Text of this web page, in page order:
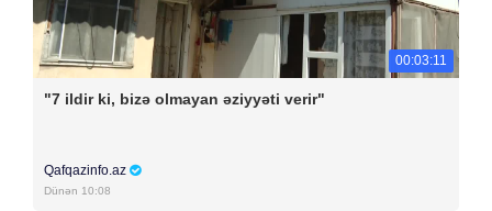
00:03:11
"7 ildir ki, bizə olmayan əziyyəti verir"
Qafqazinfo.az
Dünən 10:08